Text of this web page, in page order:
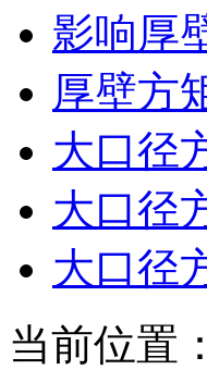
影响厚
厚壁方
大口径
大口径
大口径
当前位置：